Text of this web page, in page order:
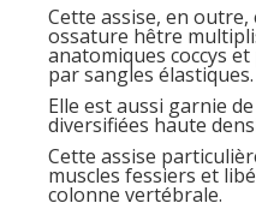
Cette assise, en outre,
ossature hêtre
anatomiques coccys
par sangles élastiques.
Elle est aussi garnie
diversifiées haute
Cette assise
muscles fessiers et
colonne vertébrale.